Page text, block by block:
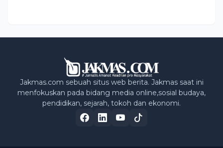
Jakmas.com sebuah situs web berita. Jakmas saat ini
menfokuskan pada bidang media online,sosial budaya,
pendidikan, sejarah, tokoh dan ekonomi.